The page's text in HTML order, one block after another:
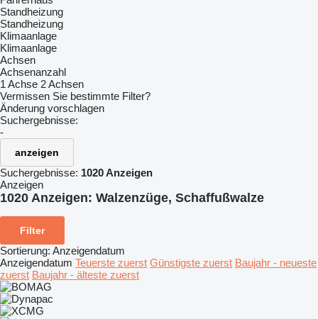
Standheizung
Standheizung
Klimaanlage
Klimaanlage
Achsen
Achsenanzahl
1 Achse 2 Achsen
Vermissen Sie bestimmte Filter?
Änderung vorschlagen
Suchergebnisse:
-
anzeigen
Suchergebnisse: 1020 Anzeigen
Anzeigen
1020 Anzeigen: Walzenzüge, Schaffußwalze
Filter
Sortierung: Anzeigendatum
Anzeigendatum Teuerste zuerst Günstigste zuerst Baujahr - neueste
zuerst Baujahr - älteste zuerst